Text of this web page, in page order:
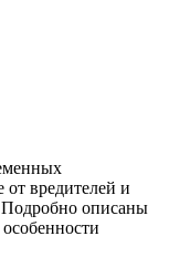
от вредителей и
Подробно описаны